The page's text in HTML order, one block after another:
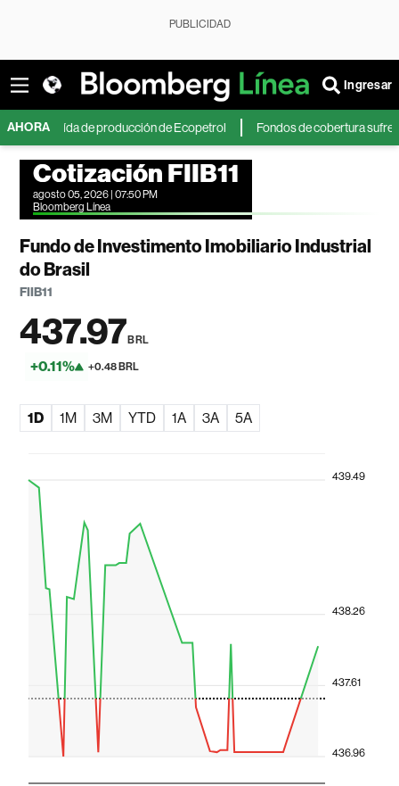
PUBLICIDAD
Ingresar
AHORA
caída de producción de Ecopetrol Fondos de cobertura sufren
Cotización FIIB11
agosto 05, 2026 | 07:50 PM
Bloomberg Línea
Fundo de Investimento Imobiliario Industrial
do Brasil
FIIB11
437.97BRL
+0.11% +0.48 BRL
1D 1M 3M YTD 1A 3A 5A
436.96
437.61
438.26
439.49